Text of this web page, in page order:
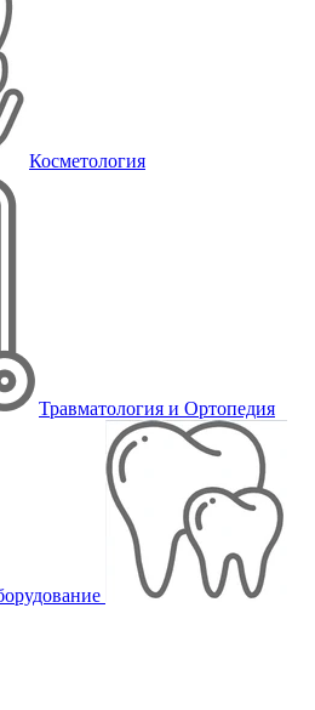
Косметология
Травматология и Ортопедия